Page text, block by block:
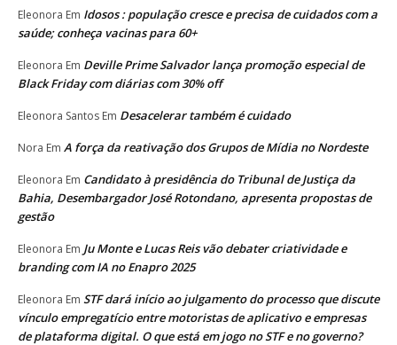
Eleonora Em Idosos : população cresce e precisa de cuidados com a
saúde; conheça vacinas para 60+
Eleonora Em Deville Prime Salvador lança promoção especial de
Black Friday com diárias com 30% off
Eleonora Santos Em Desacelerar também é cuidado
Nora Em A força da reativação dos Grupos de Mídia no Nordeste
Eleonora Em Candidato à presidência do Tribunal de Justiça da
Bahia, Desembargador José Rotondano, apresenta propostas de
gestão
Eleonora Em Ju Monte e Lucas Reis vão debater criatividade e
branding com IA no Enapro 2025
Eleonora Em STF dará início ao julgamento do processo que discute
vínculo empregatício entre motoristas de aplicativo e empresas
de plataforma digital. O que está em jogo no STF e no governo?